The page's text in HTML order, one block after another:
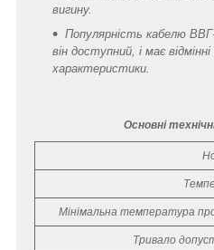
вигину.
Популярність кабелю
він доступний, і має
характеристики.
Основні
Мінімальна температура
Тривало